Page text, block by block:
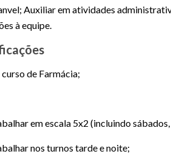
Auxiliar em atividades
à equipe.
de Farmácia;
em escala 5x2 (incluindo
nos turnos tarde e noite;